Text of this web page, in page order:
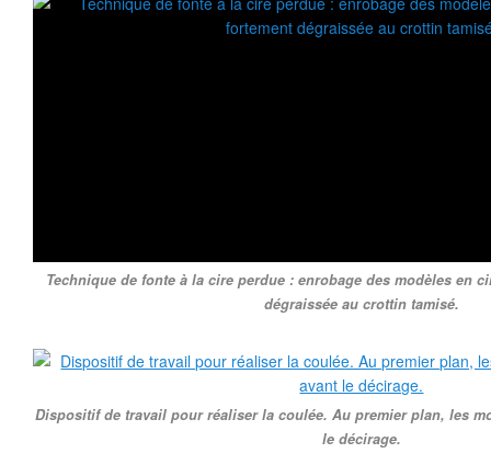
Technique de fonte à la cire perdue : enrobage des modèles en
dégraissée au crottin tamisé.
Dispositif de travail pour réaliser la coulée. Au premier plan, les
le décirage.